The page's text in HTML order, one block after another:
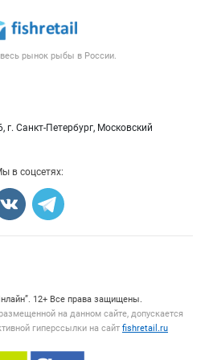
рынок рыбы в России.
г. Санкт-Петербург, Московский
оферта
информация
персональных данных
рынка
Блог
Рыба
Икра
в соцсетях:
12+ Все права защищены.
на данном сайте, допускается
гиперссылки на сайт fishretail.ru